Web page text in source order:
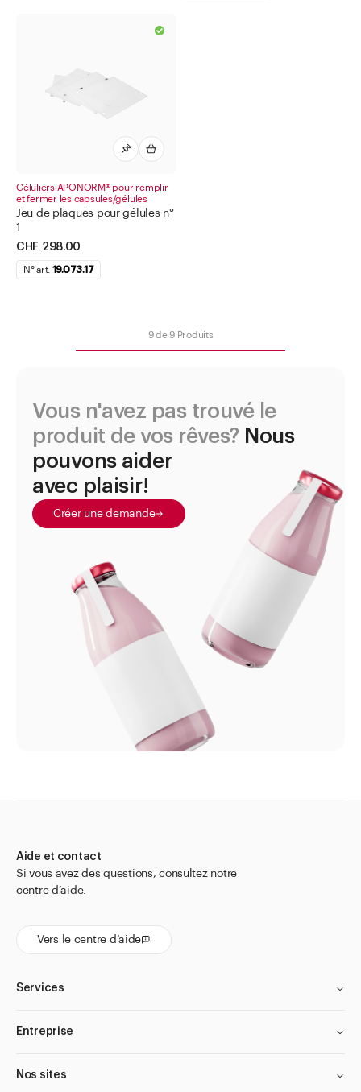
Géluliers APONORM® pour remplir
et fermer les capsules/gélules
Jeu de plaques pour gélules n°
1
CHF 298.00
N° art. 19.073.17
9de9Produits
Vous n'avez pas trouvé le
produit de vos rêves? Nous
pouvons aider
avec plaisir!
Créer une demande
Aide et contact
Si vous avez des questions, consultez notre
centre d’aide.
Vers le centre d’aide
Services
Entreprise
Nos sites